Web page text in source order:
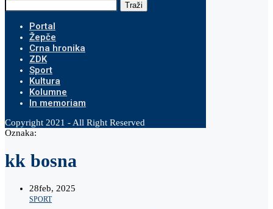
Traži
Portal
Žepče
Crna hronika
ZDK
Sport
Kultura
Kolumne
In memoriam
Copyright 2021 - All Right Reserved
Oznaka:
kk bosna
28feb, 2025
SPORT